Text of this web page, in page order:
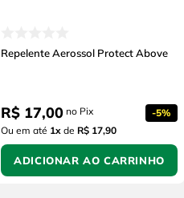
Repelente Aerossol Protect Above
R$ 17,00 no Pix -5%
Ou em até 1x de R$ 17,90
ADICIONAR AO CARRINHO